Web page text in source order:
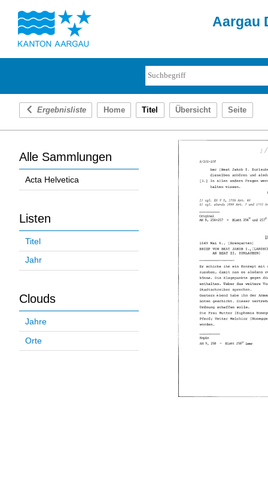
Aargau
Ergebnisliste Home Titel Übersicht Seite
Alle Sammlungen
Acta Helvetica
Listen
Titel
Jahr
Clouds
Jahre
Orte